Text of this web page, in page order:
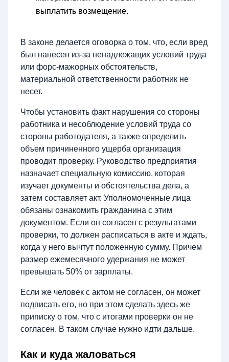
выплатить возмещение.
В законе делается оговорка о том, что, если вред
был нанесен из-за ненадлежащих условий труда
или форс-мажорных обстоятельств,
материальной ответственности работник не
несет.
Чтобы установить факт нарушения со стороны
работника и несоблюдение условий труда со
стороны работодателя, а также определить
объем причиненного ущерба организация
проводит проверку. Руководство предприятия
назначает специальную комиссию, которая
изучает документы и обстоятельства дела, а
затем составляет акт. Уполномоченные лица
обязаны ознакомить гражданина с этим
документом. Если он согласен с результатами
проверки, то должен расписаться в акте и ждать,
когда у него вычтут положенную сумму. Причем
размер ежемесячного удержания не может
превышать 50% от зарплаты.
Если же человек с актом не согласен, он может
подписать его, но при этом сделать здесь же
приписку о том, что с итогами проверки он не
согласен. В таком случае нужно идти дальше.
Как и куда жаловаться